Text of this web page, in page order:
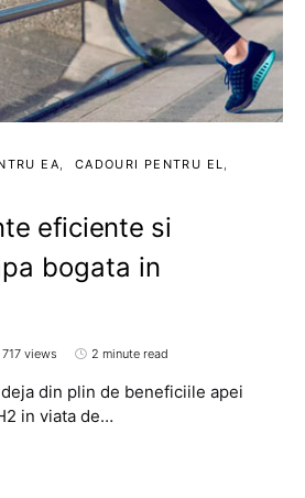
EA
CADOURI PENTRU EL
eficiente si
bogata in
717 views 2 minute read
din plin de beneficiile apei
in viata de…